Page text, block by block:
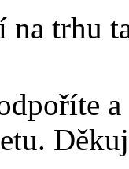
na trhu
a